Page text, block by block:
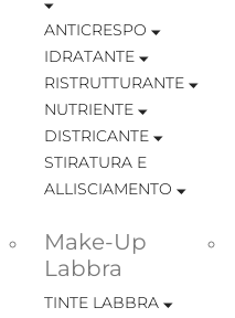
ANTICRESPO
IDRATANTE
RISTRUTTURANTE
NUTRIENTE
DISTRICANTE
STIRATURA E
ALLISCIAMENTO
Make-Up
Labbra
TINTE LABBRA